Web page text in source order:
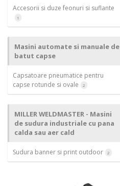
Accesorii si duze feonuri si suflante
1
Masini automate si manuale de
batut capse
Capsatoare pneumatice pentru
capse rotunde si ovale
2
MILLER WELDMASTER - Masini
de sudura industriale cu pana
calda sau aer cald
Sudura banner si print outdoor 2